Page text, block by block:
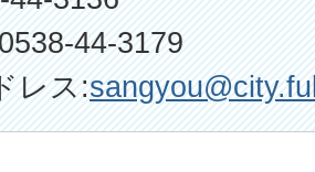
44-3179
レス: